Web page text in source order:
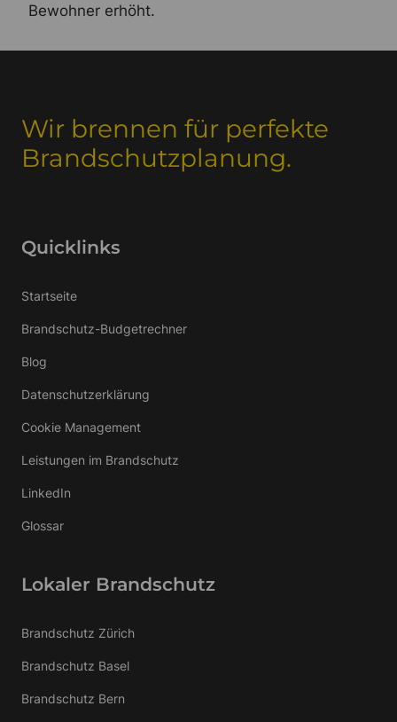
Bewohner erhöht.
Wir brennen für perfekte
Brandschutzplanung.
Quicklinks
Startseite
Brandschutz-Budgetrechner
Blog
Datenschutzerklärung
Cookie Management
Leistungen im Brandschutz
LinkedIn
Glossar
Lokaler Brandschutz
Brandschutz Zürich
Brandschutz Basel
Brandschutz Bern